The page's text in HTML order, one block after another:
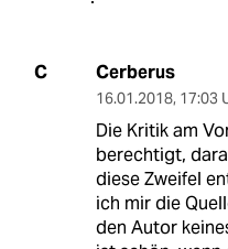
C Cerberus
16.01.2018, 17:03
Die Kritik am
berechtigt,
diese Zweifel
ich mir die
den Autor